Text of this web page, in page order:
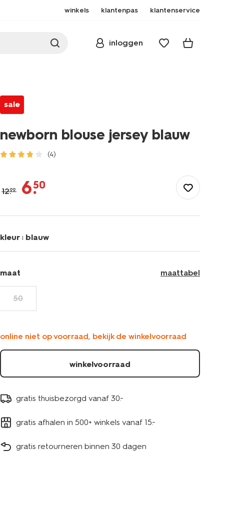
winkels klantenpas klantenservice
inloggen
sale
newborn blouse jersey blauw
(4)
shirt-
33453220BLUE.html
12.99 6.
50
kleur : blauw
maat maattabel
50
online niet op voorraad, bekijk de winkelvoorraad
winkelvoorraad
gratis thuisbezorgd vanaf 30.-
gratis afhalen in 500+ winkels vanaf 15.-
gratis retourneren binnen 30 dagen